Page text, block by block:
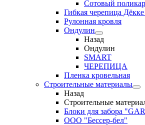
Сотовый
Гибкая черепица
Рулонная кровля
Ондулин
Назад
Ондулин
SMART
ЧЕРЕПИЦА
Пленка кровельная
Строительные материалы
Назад
Строительные
Блоки для забора
ООО "Бессер-бел"